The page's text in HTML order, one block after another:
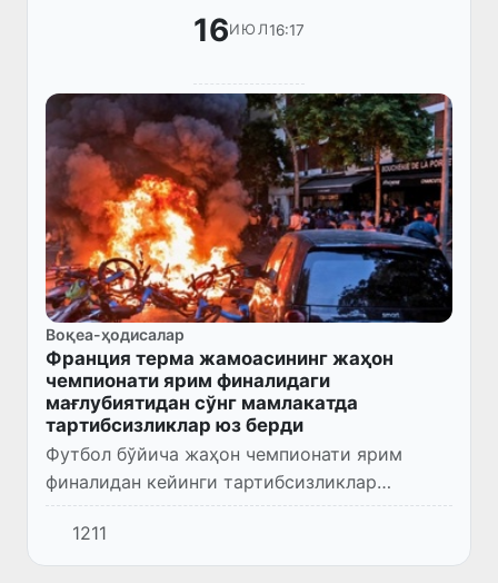
16ИЮЛ16:17
Воқеа-ҳодисалар
Франция терма жамоасининг жаҳон
чемпионати ярим финалидаги
мағлубиятидан сўнг мамлакатда
тартибсизликлар юз берди
Футбол бўйича жаҳон чемпионати ярим
финалидан кейинги тартибсизликлар
ортидан Парижда 141 киши ҳибсга олинди.
1211